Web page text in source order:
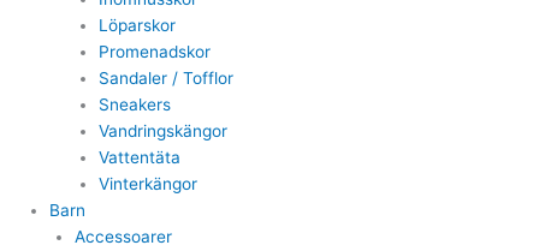
Löparskor
Promenadskor
Sandaler / Tofflor
Sneakers
Vandringskängor
Vattentäta
Vinterkängor
Barn
Accessoarer